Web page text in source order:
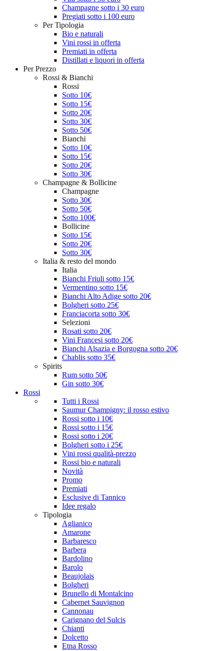
Champagne sotto i 30 euro
Pregiati sotto i 100 euro
Per Tipologia
Bio e naturali
Vini rossi in offerta
Premiati in offerta
Distillati e liquori in offerta
Per Prezzo
Rossi & Bianchi
Rossi
Sotto 10€
Sotto 15€
Sotto 20€
Sotto 30€
Sotto 50€
Bianchi
Sotto 10€
Sotto 15€
Sotto 20€
Sotto 30€
Champagne & Bollicine
Champagne
Sotto 30€
Sotto 50€
Sotto 100€
Bollicine
Sotto 15€
Sotto 20€
Sotto 30€
Italia & resto del mondo
Italia
Bianchi Friuli sotto 15€
Vermentino sotto 15€
Bianchi Alto Adige sotto 20€
Bolgheri sotto 25€
Franciacorta sotto 30€
Selezioni
Rosati sotto 20€
Vini Francesi sotto 20€
Bianchi Alsazia e Borgogna sotto 20€
Chablis sotto 35€
Spirits
Rum sotto 50€
Gin sotto 30€
Rossi
Tutti i Rossi
Saumur Champigny: il rosso estivo
Rossi sotto i 10€
Rossi sotto i 15€
Rossi sotto i 20€
Bolgheri sotto i 25€
Vini rossi qualità-prezzo
Rossi bio e naturali
Novità
Promo
Premiati
Esclusive di Tannico
Idee regalo
Tipologia
Aglianico
Amarone
Barbaresco
Barbera
Bardolino
Barolo
Beaujolais
Bolgheri
Brunello di Montalcino
Cabernet Sauvignon
Cannonau
Carignano del Sulcis
Chianti
Dolcetto
Etna Rosso